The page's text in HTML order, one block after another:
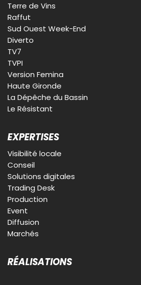
Terre de Vins
Raffut
Sud Ouest Week-End
Diverto
TV7
TVPI
Version Femina
Haute Gironde
La Dépêche du Bassin
Le Résistant
EXPERTISES
Visibilité locale
Conseil
Solutions digitales
Trading Desk
Production
Event
Diffusion
Marchés
RÉALISATIONS